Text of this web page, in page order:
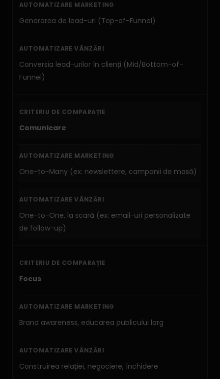
Generarea de lead-uri (Top-of-Funnel)
Conversia lead-urilor în clienți (Mid/Bottom-of-
Funnel)
Comunicare
One-to-Many (ex: newslettere, campanii de masă)
One-to-One, la scară (ex: email-uri personalizate
de follow-up)
Focus
Brand awareness, educarea publicului larg
Construirea relației, negociere, închidere